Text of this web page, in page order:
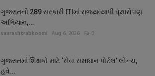
ગુજરાતની 289 સરકારી ITIમાં રાજ્યવ્યાપી વૃક્ષારોપણ
અભિયાન,...
saurashtrabhoomi Aug 6, 2026 0
ગુજરાતમાં શિક્ષકો માટે ‘સેવા સમાધાન પોર્ટલ’ લોન્ચ,
હવે...